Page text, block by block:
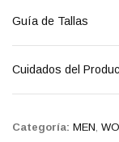
Guía de Tallas
Cuidados del
Categoría: MEN,